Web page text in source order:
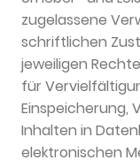
zugelassene
schriftlichen
jeweiligen
für
Einspeicherung,
Inhalten in
elektronischen